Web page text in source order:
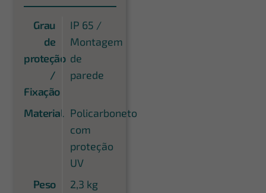
Grau
de
proteção
/
Fixação
IP 65 /
Montagem
de
parede
Material Policarboneto
com
proteção
UV
Peso
2,3 kg